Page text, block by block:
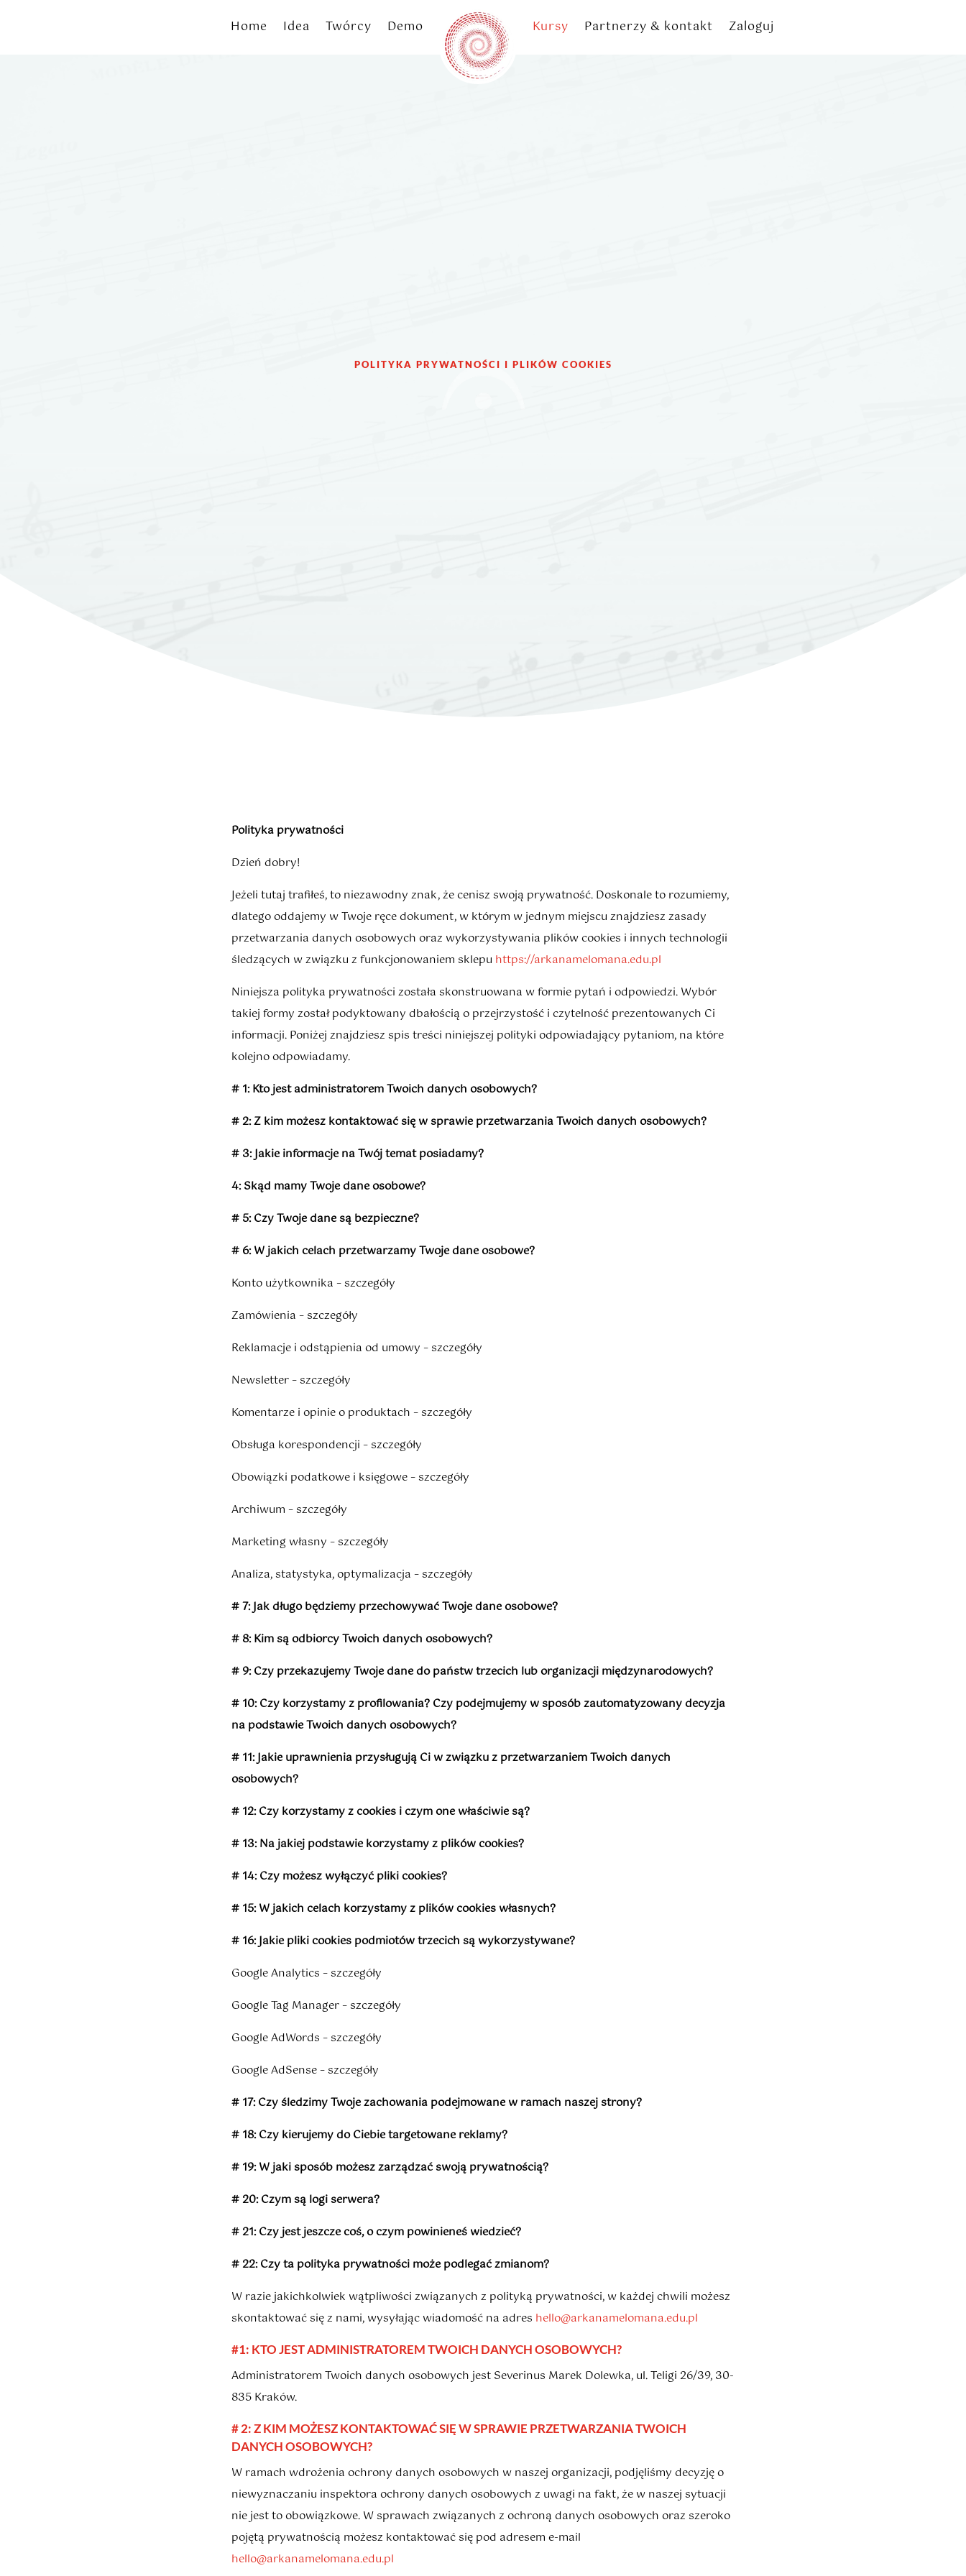
Home Idea Twórcy Demo Kursy Partnerzy & kontakt Zaloguj
POLITYKA PRYWATNOŚCI I PLIKÓW COOKIES
Polityka prywatności
Dzień dobry!
Jeżeli tutaj trafiłeś, to niezawodny znak, że cenisz swoją prywatność. Doskonale to rozumiemy,
dlatego oddajemy w Twoje ręce dokument, w którym w jednym miejscu znajdziesz zasady
przetwarzania danych osobowych oraz wykorzystywania plików cookies i innych technologii
śledzących w związku z funkcjonowaniem sklepu https://arkanamelomana.edu.pl
Niniejsza polityka prywatności została skonstruowana w formie pytań i odpowiedzi. Wybór
takiej formy został podyktowany dbałością o przejrzystość i czytelność prezentowanych Ci
informacji. Poniżej znajdziesz spis treści niniejszej polityki odpowiadający pytaniom, na które
kolejno odpowiadamy.
# 1: Kto jest administratorem Twoich danych osobowych?
# 2: Z kim możesz kontaktować się w sprawie przetwarzania Twoich danych osobowych?
# 3: Jakie informacje na Twój temat posiadamy?
4: Skąd mamy Twoje dane osobowe?
# 5: Czy Twoje dane są bezpieczne?
# 6: W jakich celach przetwarzamy Twoje dane osobowe?
Konto użytkownika – szczegóły
Zamówienia – szczegóły
Reklamacje i odstąpienia od umowy – szczegóły
Newsletter – szczegóły
Komentarze i opinie o produktach – szczegóły
Obsługa korespondencji – szczegóły
Obowiązki podatkowe i księgowe – szczegóły
Archiwum – szczegóły
Marketing własny – szczegóły
Analiza, statystyka, optymalizacja – szczegóły
# 7: Jak długo będziemy przechowywać Twoje dane osobowe?
# 8: Kim są odbiorcy Twoich danych osobowych?
# 9: Czy przekazujemy Twoje dane do państw trzecich lub organizacji międzynarodowych?
# 10: Czy korzystamy z profilowania? Czy podejmujemy w sposób zautomatyzowany decyzja
na podstawie Twoich danych osobowych?
# 11: Jakie uprawnienia przysługują Ci w związku z przetwarzaniem Twoich danych
osobowych?
# 12: Czy korzystamy z cookies i czym one właściwie są?
# 13: Na jakiej podstawie korzystamy z plików cookies?
# 14: Czy możesz wyłączyć pliki cookies?
# 15: W jakich celach korzystamy z plików cookies własnych?
# 16: Jakie pliki cookies podmiotów trzecich są wykorzystywane?
Google Analytics – szczegóły
Google Tag Manager – szczegóły
Google AdWords – szczegóły
Google AdSense – szczegóły
# 17: Czy śledzimy Twoje zachowania podejmowane w ramach naszej strony?
# 18: Czy kierujemy do Ciebie targetowane reklamy?
# 19: W jaki sposób możesz zarządzać swoją prywatnością?
# 20: Czym są logi serwera?
# 21: Czy jest jeszcze coś, o czym powinieneś wiedzieć?
# 22: Czy ta polityka prywatności może podlegać zmianom?
W razie jakichkolwiek wątpliwości związanych z polityką prywatności, w każdej chwili możesz
skontaktować się z nami, wysyłając wiadomość na adres hello@arkanamelomana.edu.pl
#1: KTO JEST ADMINISTRATOREM TWOICH DANYCH OSOBOWYCH?
Administratorem Twoich danych osobowych jest Severinus Marek Dolewka, ul. Teligi 26/39, 30-
835 Kraków.
# 2: Z KIM MOŻESZ KONTAKTOWAĆ SIĘ W SPRAWIE PRZETWARZANIA TWOICH
DANYCH OSOBOWYCH?
W ramach wdrożenia ochrony danych osobowych w naszej organizacji, podjęliśmy decyzję o
niewyznaczaniu inspektora ochrony danych osobowych z uwagi na fakt, że w naszej sytuacji
nie jest to obowiązkowe. W sprawach związanych z ochroną danych osobowych oraz szeroko
pojętą prywatnością możesz kontaktować się pod adresem e-mail
hello@arkanamelomana.edu.pl